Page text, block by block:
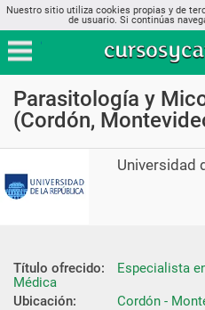
Nuestro sitio utiliza cookies propias y de
de usuario. Si continúas
Parasitología y
(Cordón,
Universidad
Título ofrecido:
Especialista
Médica
Ubicación:
Cordón -